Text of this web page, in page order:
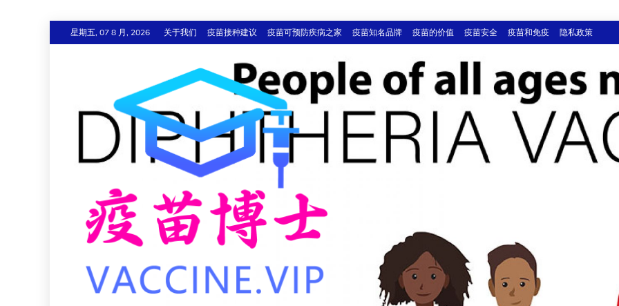
至
星期五, 07 8 月, 2026 关于我们 疫苗接种建议 疫苗可预防疾病之家 疫苗知名品牌 疫苗的价值 疫苗安全 疫苗和免疫 隐私政策